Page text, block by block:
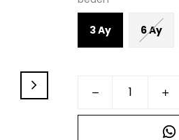
3 Ay 6 Ay